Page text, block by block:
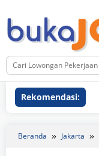
ke
konten
Rekomendasi:
Beranda Jakarta